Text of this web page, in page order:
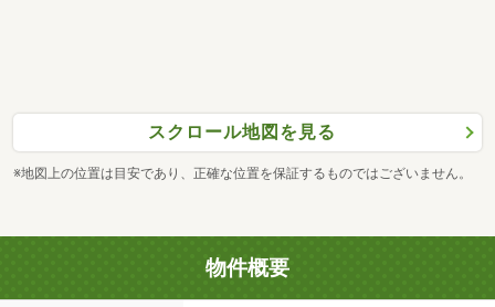
スクロール地図を見る
※地図上の位置は目安であり、正確な位置を保証するものではございません。
物件概要